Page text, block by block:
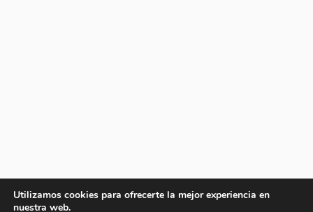
Utilizamos cookies para ofrecerte la mejor experiencia en
nuestra web.